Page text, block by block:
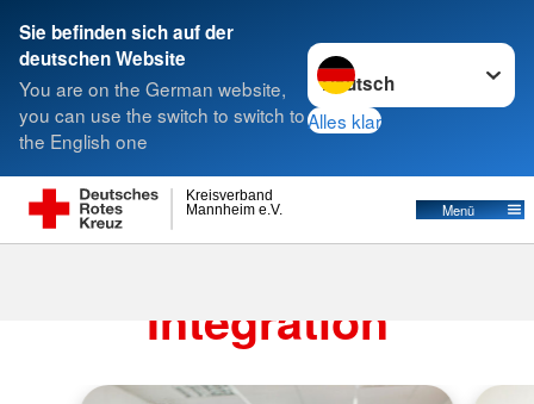
Sie befinden sich auf der
deutschen Website
You are on the German website,
you can use the switch to switch to
the English one
Sprache wechseln zu
Alles klar
Mannheim e.V.
Kreisverband
Menü
Suche
Integration